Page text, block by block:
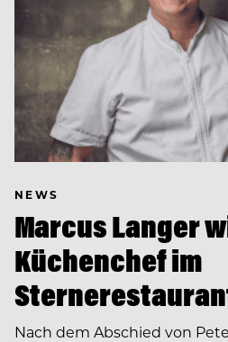
NEWS
Marcus Langer
Küchenchef im
Nach dem Abschied von